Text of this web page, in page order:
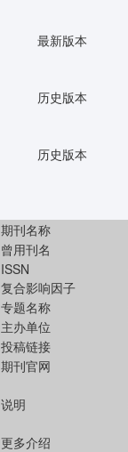
最新版本
历史版本
历史版本
期刊名称
曾用刊名
ISSN
复合影响因子
专题名称
主办单位
投稿链接
期刊官网
说明
更多介绍